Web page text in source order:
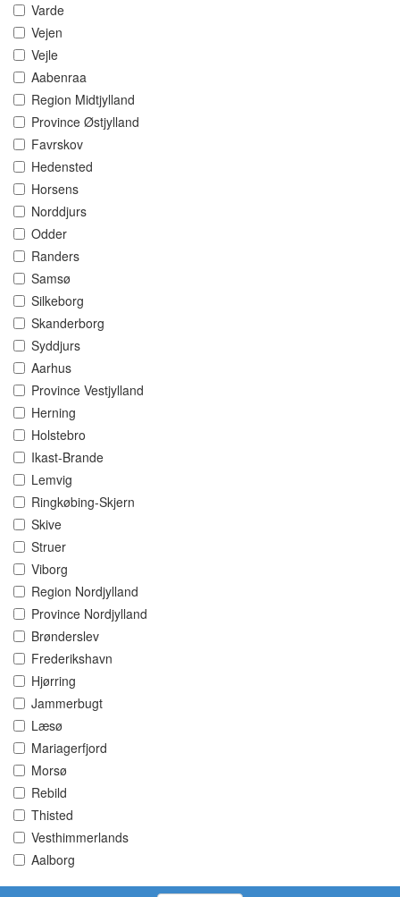
Varde
Vejen
Vejle
Aabenraa
Region Midtjylland
Province Østjylland
Favrskov
Hedensted
Horsens
Norddjurs
Odder
Randers
Samsø
Silkeborg
Skanderborg
Syddjurs
Aarhus
Province Vestjylland
Herning
Holstebro
Ikast-Brande
Lemvig
Ringkøbing-Skjern
Skive
Struer
Viborg
Region Nordjylland
Province Nordjylland
Brønderslev
Frederikshavn
Hjørring
Jammerbugt
Læsø
Mariagerfjord
Morsø
Rebild
Thisted
Vesthimmerlands
Aalborg